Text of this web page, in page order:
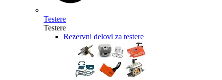
Testere
Testere
Rezervni delovi za testere